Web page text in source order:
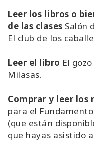
Leer los libros o
de las clases Salón
El club de los
Leer el libro El
Milasas.
Comprar y leer los
para el
(que están
que hayas asistido